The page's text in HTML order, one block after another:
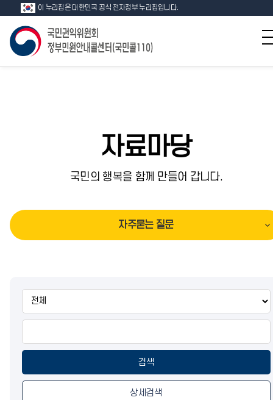
이 누리집은 대한민국 공식 전자정부 누리집입니다.
자료마당
국민의 행복을 함께 만들어 갑니다.
자주묻는 질문
검색
상세검색